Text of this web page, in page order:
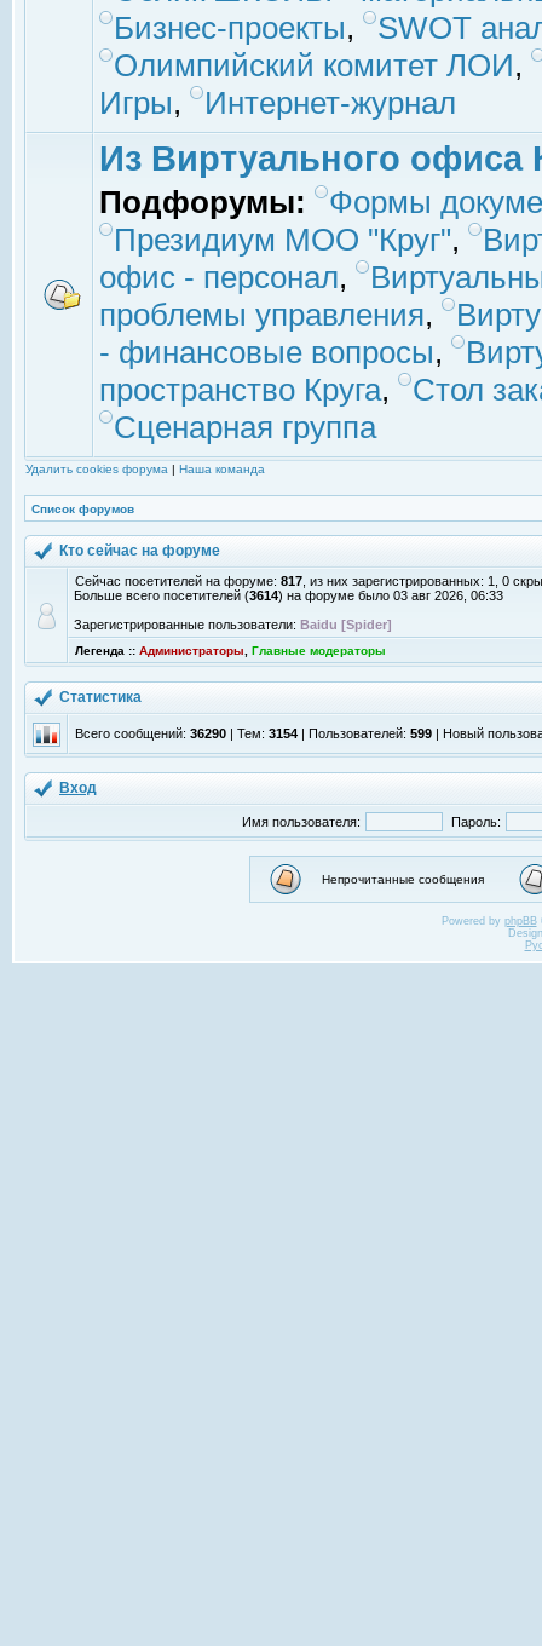
Бизнес-проекты,
SWOT
Олимпийский комитет ЛОИ,
Игры, Интернет-журнал
Из Виртуального офиса
Подфорумы:
Формы
Президиум МОО "Круг",
офис - персонал,
проблемы управления,
- финансовые вопросы,
пространство Круга,
Стол
Сценарная группа
Удалить cookies форума | Наша команда
Список форумов
Кто сейчас на форуме
Сейчас посетителей на форуме: 817 , из них зарегистрированных: 1, 0
Больше всего посетителей (3614) на форуме было 03 авг 2026, 06:33
Зарегистрированные пользователи: Baidu [Spider]
Легенда :: Администраторы Главные модераторы
Статистика
Всего сообщений: 36290 | Тем: 3154 | Пользователей: 599 | Новый
Вход
Имя пользователя: Пароль:
Непрочитанные сообщения
Powered by phpBB